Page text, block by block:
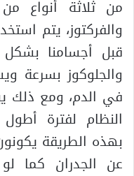
من ثلاثة أنواع
والفركتوز، يتم
قبل أجسامنا
والجلوكوز بسرعة
في الدم، ومع ذلك
النظام لفترة
بهذه الطريقة
عن الجدران كما